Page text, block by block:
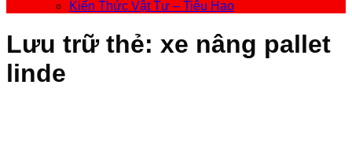
Kiến Thức Vật Tư – Tiêu Hao
Lưu trữ thẻ: xe nâng pallet
linde